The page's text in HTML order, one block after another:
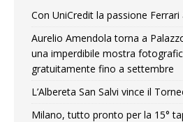
Con UniCredit la passione
Aurelio Amendola torna a
una imperdibile mostra
gratuitamente fino a settembre
L’Albereta San Salvi vince il
Milano, tutto pronto per la 15°